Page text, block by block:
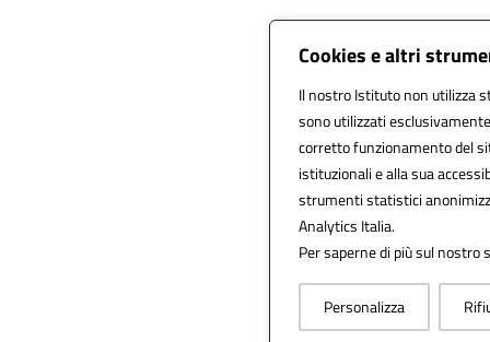
Cookies e altri
Il nostro Istituto non utilizza
sono utilizzati
corretto funzionamento del
istituzionali e alla sua
strumenti statistici
Analytics Italia.
Per saperne di più sul nostro
Personalizza